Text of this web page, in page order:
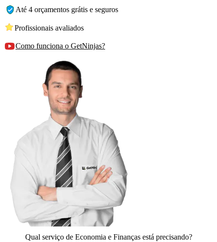
Até 4 orçamentos grátis e seguros
Profissionais avaliados
Como funciona o GetNinjas?
Qual serviço de Economia e Finanças está precisando?